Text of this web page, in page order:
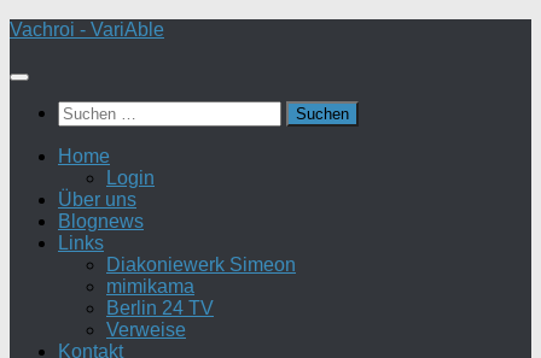
Zum
springen
Vachroi - VariAble
Suchen
nach:
Home
Login
Über uns
Blognews
Links
Diakoniewerk Simeon
mimikama
Berlin 24 TV
Verweise
Kontakt